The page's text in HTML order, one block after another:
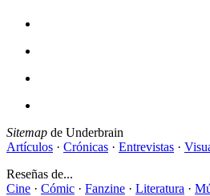
Sitemap de Underbrain
Artículos · Crónicas · Entrevistas ·
Reseñas de...
Cine · Cómic · Fanzine · Literatura ·